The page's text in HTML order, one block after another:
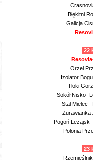
Błękitni
Galicja
22
Orzeł
Izolator
Tłoki
Sokół Nisko-
Stal Mielec-
Żurawianka
Pogoń Leżajsk-
Polonia
23